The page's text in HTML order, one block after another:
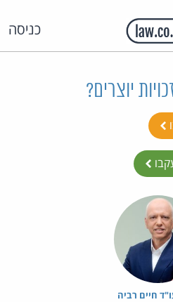
כניסה
יוצרים?
חיים רביה